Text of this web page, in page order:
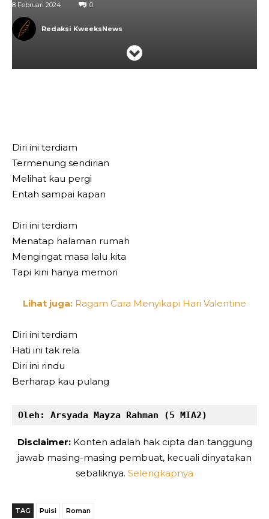
8 Februari 2024 0
Redaksi KweeksNews
Diri ini terdiam
Termenung sendirian
Melihat kau pergi
Entah sampai kapan
Diri ini terdiam
Menatap halaman rumah
Mengingat masa lalu kita
Tapi kini hanya memori
Lihat juga: Ragam Cara Menyikapi Hari Valentine
Diri ini terdiam
Hati ini tak rela
Diri ini rindu
Berharap kau pulang
Oleh: Arsyada Mayza Rahman (5 MIA2)
Disclaimer:Konten adalah hak cipta dan tanggung
jawab masing-masing pembuat, kecuali dinyatakan
sebaliknya. Selengkapnya
TAG Puisi Roman